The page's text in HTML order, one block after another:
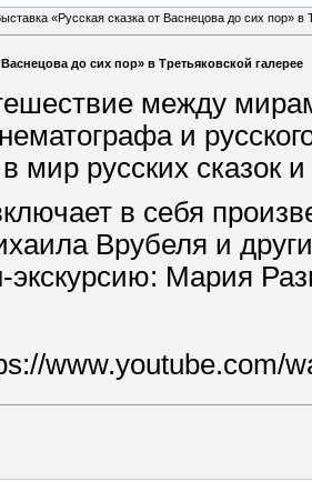
«Русская сказка от Васнецова до сих пор» в
Васнецова до сих пор» в Третьяковской галерее
между
и
мир русских сказок
в себя
Врубеля и
Мария
www.youtube.com/